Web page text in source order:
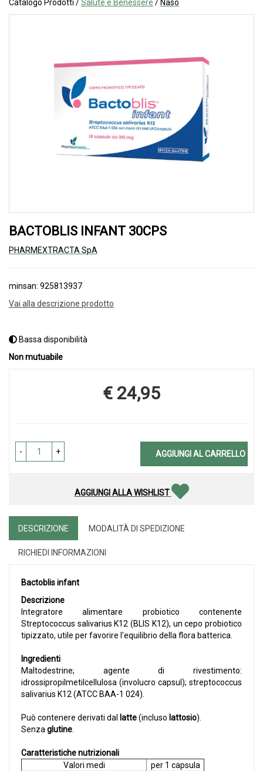
Catalogo Prodotti /Salute e Benessere / Naso
BACTOBLIS INFANT 30CPS
PHARMEXTRACTA SpA
minsan: 925813937
Vai alla descrizione prodotto
Bassa disponibilità
Non mutuabile
Prezzo
€ 24,95
- + AGGIUNGI AL CARRELLO
AGGIUNGI ALLA WISHLIST
DESCRIZIONE MODALITÀ DI SPEDIZIONE
RICHIEDI INFORMAZIONI
Bactoblis infant
Descrizione
Integratore alimentare probiotico contenente
Streptococcus salivarius K12 (BLIS K12), un cepo probiotico
tipizzato, utile per favorire l'equilibrio della flora batterica.
Ingredienti
Maltodestrine; agente di rivestimento:
idrossipropilmetilcellulosa (involucro capsul); streptococcus
salivarius K12 (ATCC BAA-1 024).
Può contenere derivati dal latte(incluso lattosio).
Senzaglutine.
Caratteristiche nutrizionali
Valori medi
per 1 capsula